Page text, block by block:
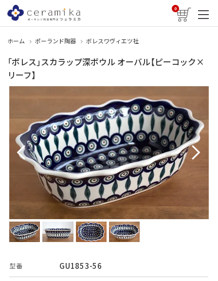
0
ホーム ポーランド陶器 ボレスワヴィエツ社
「ボレス」スカラップ深ボウル オーバル【ピーコック×
リーフ】
型番 GU1853-56